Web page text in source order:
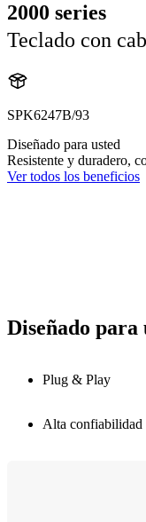
2000 series
Teclado con
SPK6247B/93
Diseñado para usted
Resistente y duradero,
Ver todos los beneficios
Diseñado para
Plug & Play
Alta confiabilidad